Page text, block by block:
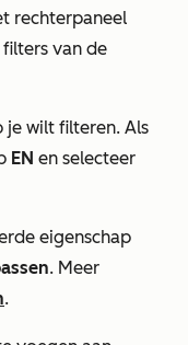
rechterpaneel
van de
je wilt filteren. Als
EN en selecteer
eigenschap
. Meer
.